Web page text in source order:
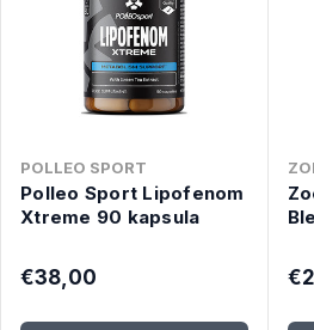
POLLEO SPORT
Polleo Sport Lipofenom
Xtreme 90 kapsula
€38,00